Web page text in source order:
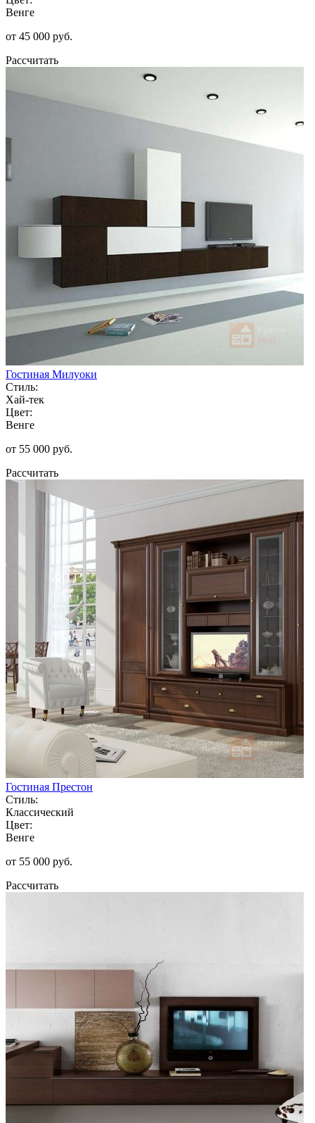
Венге
от 45 000 руб.
Рассчитать
Гостиная Милуоки
Стиль:
Хай-тек
Цвет:
Венге
от 55 000 руб.
Рассчитать
Гостиная Престон
Стиль:
Классический
Цвет:
Венге
от 55 000 руб.
Рассчитать